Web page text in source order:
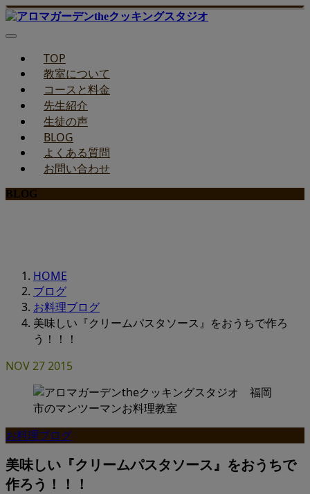
TOP
教室について
コースと料金
先生紹介
生徒の声
BLOG
よくある質問
お問い合わせ
BLOG
HOME
ブログ
お料理ブログ
美味しい『クリームパスタソース』をおうちで作ろ
う！！！
NOV272015
お料理ブログ
美味しい『クリームパスタソース』をおうちで
作ろう！！！